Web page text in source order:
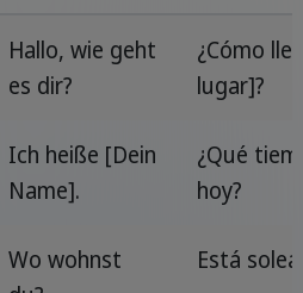
Hallo, wie geht
es dir?
¿Cómo
lugar]?
Ich heiße [Dein
Name].
¿Qué
hoy?
Wo wohnst
Está